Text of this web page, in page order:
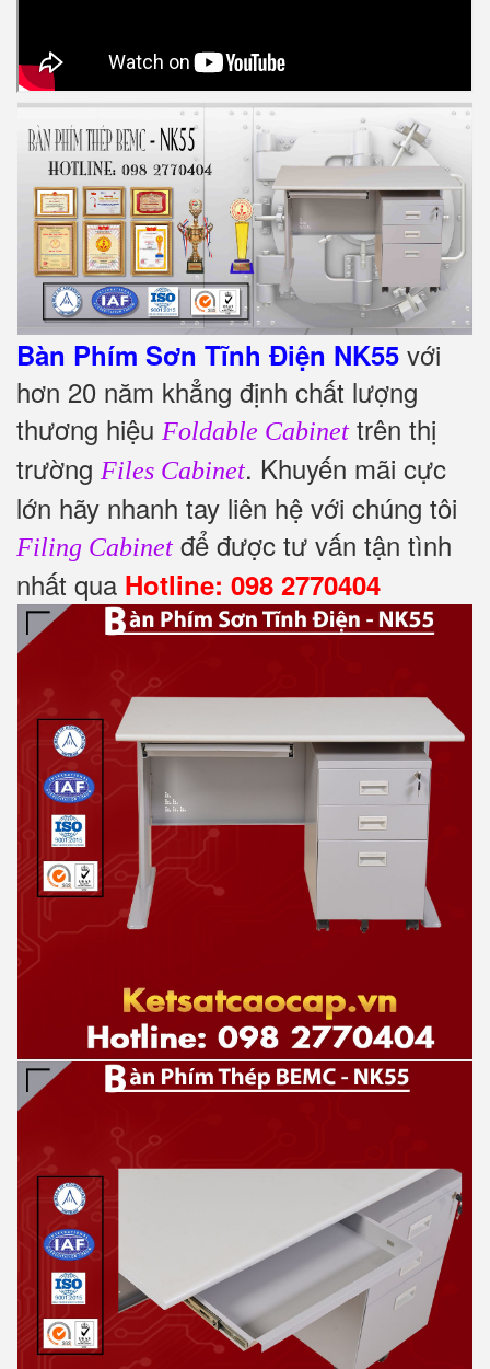
Bàn Phím Sơn Tĩnh Điện NK55 với
hơn 20 năm khẳng định chất lượng
thương hiệu Foldable Cabinet trên thị
trường Files Cabinet. Khuyến mãi cực
lớn hãy nhanh tay liên hệ với chúng tôi
Filing Cabinet để được tư vấn tận tình
nhất qua Hotline: 098 2770404